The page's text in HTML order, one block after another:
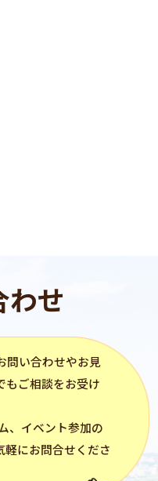
わせ
問い合わせやお見
もご相談をお受け
、イベント参加の
軽にお問合せくださ